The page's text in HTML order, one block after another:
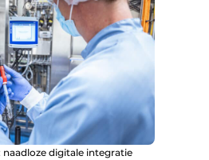
naadloze digitale integratie